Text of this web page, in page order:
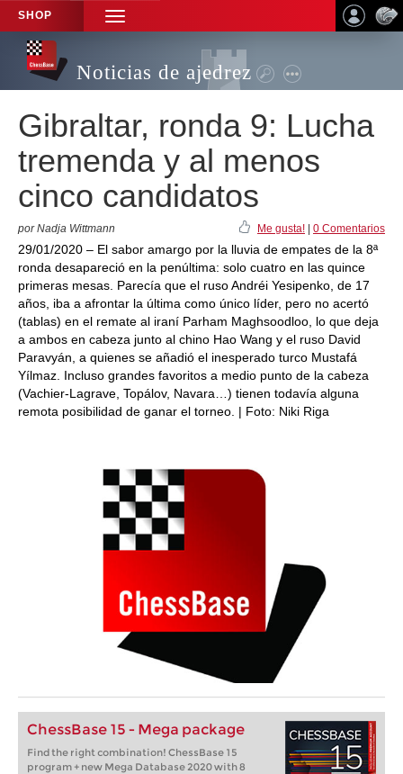
SHOP
TOGGLE
NAVIGATION
Noticias de ajedrez
Gibraltar, ronda 9: Lucha
tremenda y al menos
cinco candidatos
por Nadja Wittmann Me gusta! 0 Comentarios
29/01/2020 – El sabor amargo por la lluvia de empates de la 8ª
ronda desapareció en la penúltima: solo cuatro en las quince
primeras mesas. Parecía que el ruso Andréi Yesipenko, de 17
años, iba a afrontar la última como único líder, pero no acertó
(tablas) en el remate al iraní Parham Maghsoodloo, lo que deja
a ambos en cabeza junto al chino Hao Wang y el ruso David
Paravyán, a quienes se añadió el inesperado turco Mustafá
Yílmaz. Incluso grandes favoritos a medio punto de la cabeza
(Vachier-Lagrave, Topálov, Navara…) tienen todavía alguna
remota posibilidad de ganar el torneo. | Foto: Niki Riga
ChessBase 15 - Mega package
Find the right combination! ChessBase 15
program + new Mega Database 2020 with 8